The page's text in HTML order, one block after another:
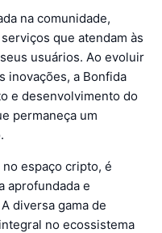
na comunidade,
que atendam às
usuários. Ao evoluir
inovações, a Bonfida
e desenvolvimento do
permaneça um
espaço cripto, é
aprofundada e
diversa gama de
no ecossistema